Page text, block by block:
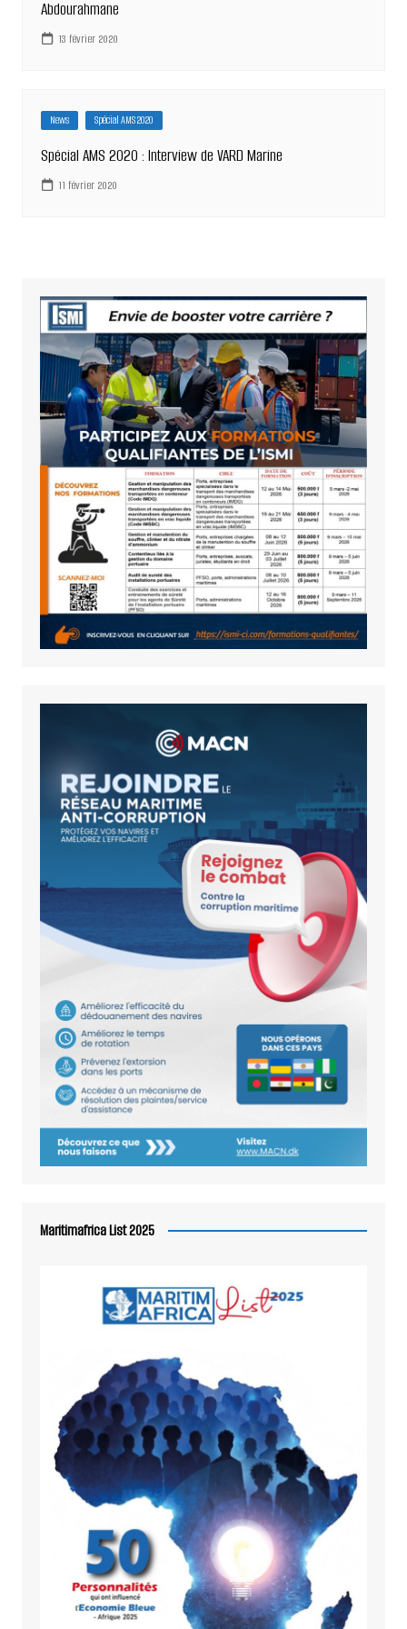
Abdourahmane
13 février 2020
News Spécial AMS 2020
Spécial AMS 2020 : Interview de VARD Marine
11 février 2020
Maritimafrica List 2025